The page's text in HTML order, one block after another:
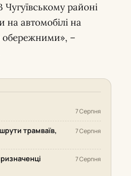
районі
автомобілі на
обережними», –
7 Серпня
трамваїв,
7 Серпня
7 Серпня